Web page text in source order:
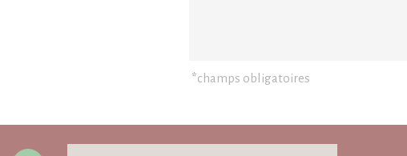
*champs obligatoires